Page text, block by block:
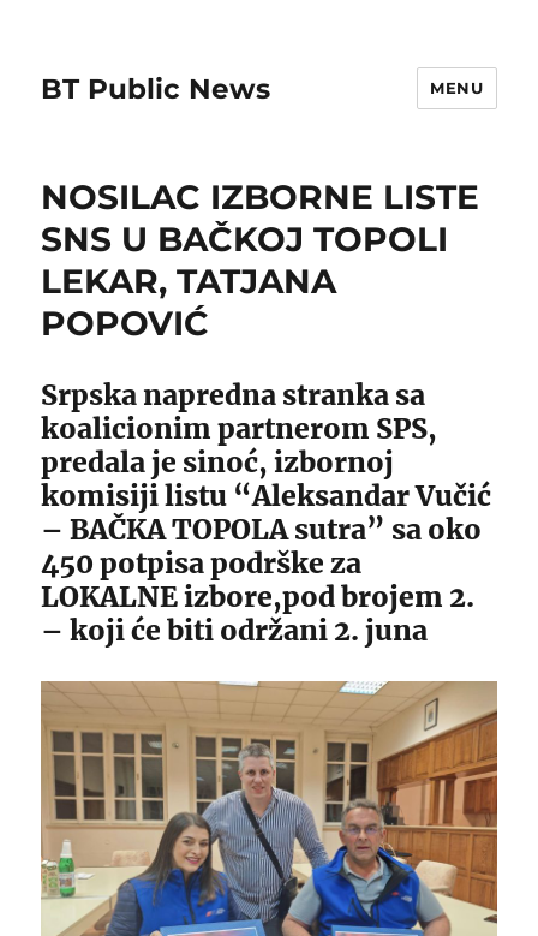
BT Public News MENU
NOSILAC IZBORNE LISTE
SNS U BAČKOJ TOPOLI
LEKAR, TATJANA
POPOVIĆ
Srpska napredna stranka sa
koalicionim partnerom SPS,
predala je sinoć, izbornoj
komisiji listu “Aleksandar Vučić
– BAČKA TOPOLA sutra” sa oko
450 potpisa podrške za
LOKALNE izbore,pod brojem 2.
– koji će biti održani 2. juna